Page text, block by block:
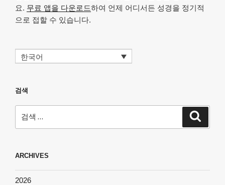
요. 무료 앱을 다운로드하여 언제 어디서든 성경을 정기적
으로 접할 수 있습니다.
한국어
검색
색:
ARCHIVES
2026